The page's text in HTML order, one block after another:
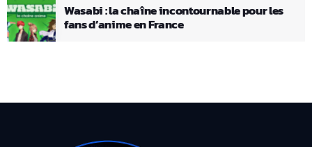
Wasabi : la chaîne incontournable pour les
fans d’anime en France